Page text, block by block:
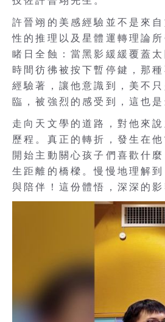
許晉翊的美感經驗並不是來
性的推理以及星體運轉理論
睹日全蝕：當黑影緩緩覆蓋
時間彷彿被按下暫停鍵，那
經驗著，讓他意識到，美不
臨，被強烈的感受到，這也
走向天文學的道路，對他來
歷程。真正的轉折，發生在
開始主動關心孩子們喜歡什
生距離的橋樑。慢慢地理解
與陪伴！這份體悟，深深的